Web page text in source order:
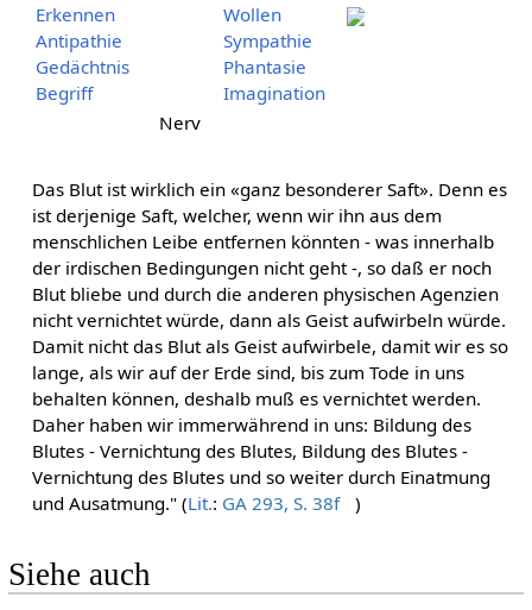
Erkennen
Antipathie
Gedächtnis
Begriff
Nerv
Wollen
Sympathie
Phantasie
Imagination
Das Blut ist wirklich ein «ganz besonderer Saft». Denn es
ist derjenige Saft, welcher, wenn wir ihn aus dem
menschlichen Leibe entfernen könnten - was innerhalb
der irdischen Bedingungen nicht geht -, so daß er noch
Blut bliebe und durch die anderen physischen Agenzien
nicht vernichtet würde, dann als Geist aufwirbeln würde.
Damit nicht das Blut als Geist aufwirbele, damit wir es so
lange, als wir auf der Erde sind, bis zum Tode in uns
behalten können, deshalb muß es vernichtet werden.
Daher haben wir immerwährend in uns: Bildung des
Blutes - Vernichtung des Blutes, Bildung des Blutes -
Vernichtung des Blutes und so weiter durch Einatmung
und Ausatmung." (Lit.: GA 293, S. 38f )
Siehe auch